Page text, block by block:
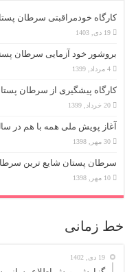
کارگاه خودمراقبتی سرطان
19 دی, 1403
بروشور خود آزمایی سرطان
4 مرداد, 1399
کارگاه پیشگیری از سرطان
20 خرداد, 1399
آغاز پویش ملی همه با هم در سال
30 مهر, 1398
سرطان پستان شایع ترین
10 مهر, 1398
خط زمانی
19 دی, 1402